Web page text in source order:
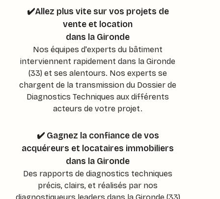
✔️Allez plus vite sur vos projets de
vente et location
dans la Gironde
Nos équipes d'experts du bâtiment
interviennent rapidement dans la Gironde
(33) et ses alentours. Nos experts se
chargent de la transmission du Dossier de
Diagnostics Techniques aux différents
acteurs de votre projet.
✔️ Gagnez la confiance de vos
acquéreurs et locataires immobiliers
dans la Gironde
Des rapports de diagnostics techniques
précis, clairs, et réalisés par nos
diagnostiqueurs leaders dans la Gironde (33)